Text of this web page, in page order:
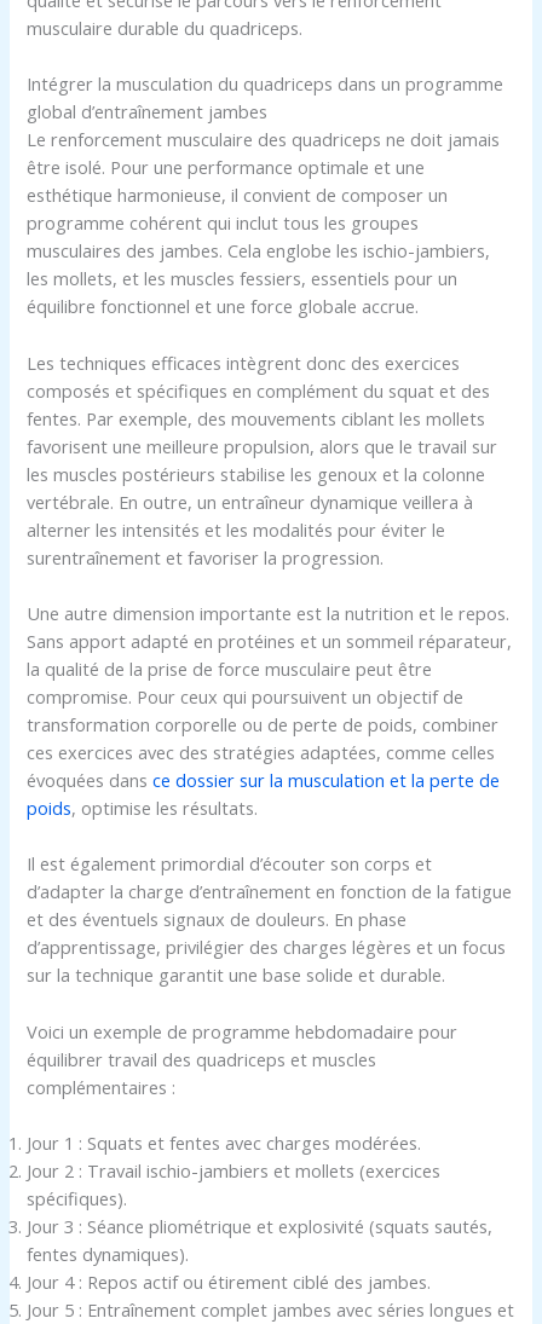
musculaire durable du quadriceps.
Intégrer la musculation du quadriceps dans un programme
global d’entraînement jambes
Le renforcement musculaire des quadriceps ne doit jamais
être isolé. Pour une performance optimale et une
esthétique harmonieuse, il convient de composer un
programme cohérent qui inclut tous les groupes
musculaires des jambes. Cela englobe les ischio-jambiers,
les mollets, et les muscles fessiers, essentiels pour un
équilibre fonctionnel et une force globale accrue.
Les techniques efficaces intègrent donc des exercices
composés et spécifiques en complément du squat et des
fentes. Par exemple, des mouvements ciblant les mollets
favorisent une meilleure propulsion, alors que le travail sur
les muscles postérieurs stabilise les genoux et la colonne
vertébrale. En outre, un entraîneur dynamique veillera à
alterner les intensités et les modalités pour éviter le
surentraînement et favoriser la progression.
Une autre dimension importante est la nutrition et le repos.
Sans apport adapté en protéines et un sommeil réparateur,
la qualité de la prise de force musculaire peut être
compromise. Pour ceux qui poursuivent un objectif de
transformation corporelle ou de perte de poids, combiner
ces exercices avec des stratégies adaptées, comme celles
évoquées dansce dossier sur la musculation et la perte de
poids, optimise les résultats.
Il est également primordial d’écouter son corps et
d’adapter la charge d’entraînement en fonction de la fatigue
et des éventuels signaux de douleurs. En phase
d’apprentissage, privilégier des charges légères et un focus
sur la technique garantit une base solide et durable.
Voici un exemple de programme hebdomadaire pour
équilibrer travail des quadriceps et muscles
complémentaires :
Jour 1 : Squats et fentes avec charges modérées.
Jour 2 : Travail ischio-jambiers et mollets (exercices
spécifiques).
Jour 3 : Séance pliométrique et explosivité (squats sautés,
fentes dynamiques).
Jour 4 : Repos actif ou étirement ciblé des jambes.
Jour 5 : Entraînement complet jambes avec séries longues et